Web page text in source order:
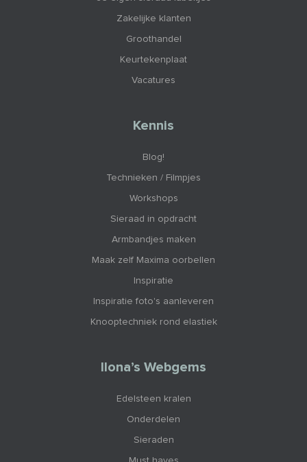
Zakelijke klanten
Groothandel
Keurtekenplaat
Vacatures
Kennis
Blog!
Technieken / Filmpjes
Workshops
Sieraad in opdracht
Armbandjes maken
Maak zelf Maxima oorbellen
Inspiratie
Inspiratie foto's aanleveren
Knooptechniek rond elastiek
Ilona’s Webgems
Edelsteen kralen
Onderdelen
Sieraden